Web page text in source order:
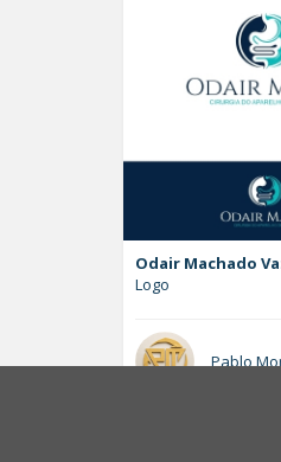
Odair Machado
Logo
Pablo